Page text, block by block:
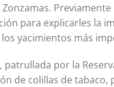
para explicarles la
yacimientos más
por la
de colillas de